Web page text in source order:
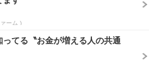
ーム )
ってる〝お金が増える人の共通